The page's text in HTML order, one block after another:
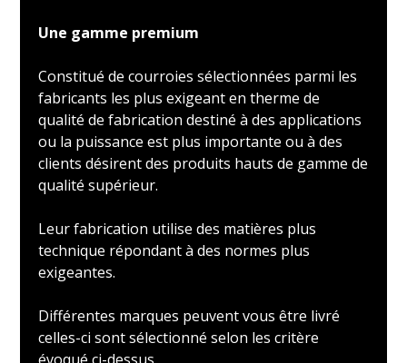
Une gamme premium
Constitué de courroies sélectionnées parmi les
fabricants les plus exigeant en therme de
qualité de fabrication destiné à des applications
ou la puissance est plus importante ou à des
clients désirent des produits hauts de gamme de
qualité supérieur.
Leur fabrication utilise des matières plus
technique répondant à des normes plus
exigeantes.
Différentes marques peuvent vous être livré
celles-ci sont sélectionné selon les critère